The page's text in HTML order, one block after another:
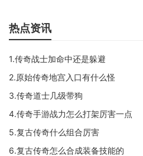
热点资讯
1.传奇战士加命中还是躲避
2.原始传奇地宫入口有什么怪
3.传奇道士几级带狗
4.传奇手游战力怎么打架厉害一点
5.复古传奇什么组合厉害
6.复古传奇怎么合成装备技能的